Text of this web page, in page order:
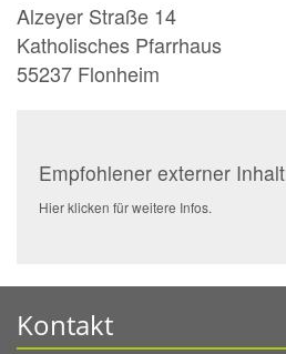
Alzeyer Straße 14
Katholisches Pfarrhaus
55237 Flonheim
Empfohlener externer Inhalt
Hier klicken für weitere Infos.
Kontakt